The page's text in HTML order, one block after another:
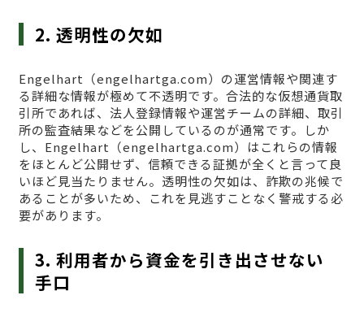
2. 透明性の欠如
Engelhart（engelhartga.com）の運営情報や関連す
る詳細な情報が極めて不透明です。合法的な仮想通貨取
引所であれば、法人登録情報や運営チームの詳細、取引
所の監査結果などを公開しているのが通常です。しか
し、Engelhart（engelhartga.com）はこれらの情報
をほとんど公開せず、信頼できる証拠が全くと言って良
いほど見当たりません。透明性の欠如は、詐欺の兆候で
あることが多いため、これを見逃すことなく警戒する必
要があります。
3. 利用者から資金を引き出させない
手口